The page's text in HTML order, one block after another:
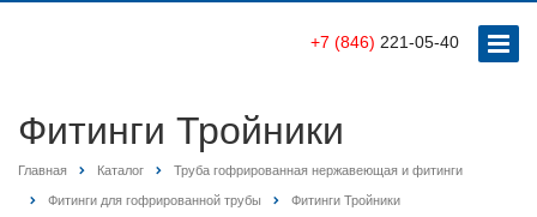
+7 (846) 221-05-40
Фитинги Тройники
Главная Каталог Труба гофрированная нержавеющая и фитинги
Фитинги для гофрированной трубы Фитинги Тройники